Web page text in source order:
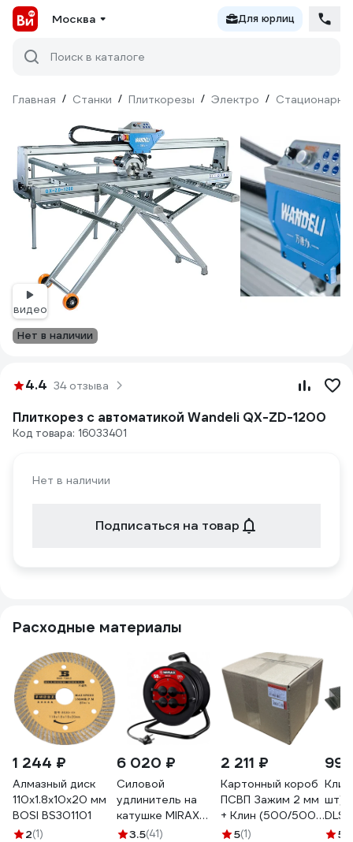
Москва Для юрлиц
Поиск в каталоге
Главная / Станки / Плиткорезы / Электро /
видео
Нет в наличии
4.4 34 отзыва
Плиткорез с автоматикой Wandeli QX-ZD-1200
Код товара: 16033401
Нет в наличии
Подписаться на товар
Расходные материалы
1 244 ₽
Алмазный диск
110х1.8х10х20 мм
BOSI BS301101
2(1)
6 020 ₽
Силовой
удлинитель на
катушке MIRAX
пвс 3x2.5 50м
3.5(41)
2 211 ₽
Картонный короб
ПСВП Зажим 2 мм
+ Клин (500/500
шт.) 3252453
5(1)
шт)
5